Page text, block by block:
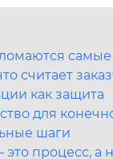
считает
как защита
для
шаги
процесс, а